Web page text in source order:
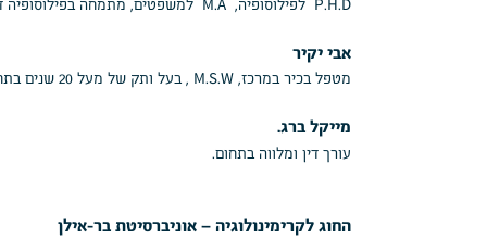
P.H.D לפילוסופיה, M.A למשפטים, מתמחה בפילוסופיה דיאלוגית ומדריך ראשי ב”אבן-דרך” לעצמאות
אבי יקיר
מטפל בכיר במרכז, M.S.W , בעל ותק של מעל 20 שנים בתחום.
מייקל ברג.
עורך דין ומלווה בתחום.
החוג לקרימינולוגיה – אוניברסיטת בר-אילן